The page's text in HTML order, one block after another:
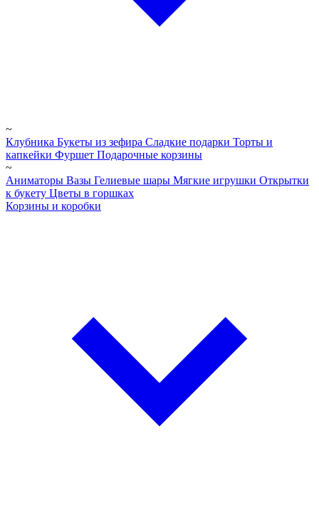
~
Клубника Букеты из зефира Сладкие подарки Торты и
капкейки Фуршет Подарочные корзины
~
Аниматоры Вазы Гелиевые шары Мягкие игрушки Открытки
к букету Цветы в горшках
Корзины и коробки